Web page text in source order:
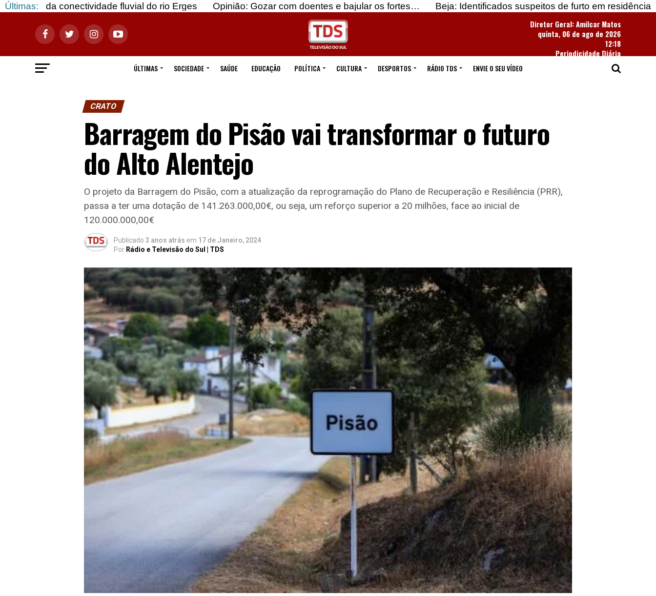
Últimas:
conectividade fluvial do rio Erges Opinião: Gozar com doentes e bajular os fortes… Beja: Identificados suspeitos de furto em residência
Diretor Geral: Amilcar Matos
quinta, 06 de ago de 2026
12:18
Periodicidade Diária
ÚLTIMAS
SOCIEDADE SAÚDE EDUCAÇÃO POLÍTICA CULTURA DESPORTOS RÁDIO TDS ENVIE O SEU VÍDEO
CRATO
Barragem do Pisão vai transformar o futuro
do Alto Alentejo
O projeto da Barragem do Pisão, com a atualização da reprogramação do Plano de Recuperação e Resiliência (PRR),
passa a ter uma dotação de 141.263.000,00€, ou seja, um reforço superior a 20 milhões, face ao inicial de
120.000.000,00€
Publicado 3 anos atrás em 17 de Janeiro, 2024
Por Rádio e Televisão do Sul | TDS